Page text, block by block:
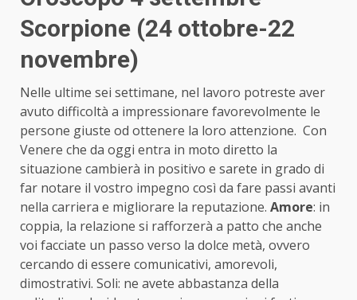
Scorpione (24 ottobre-22
novembre)
Nelle ultime sei settimane, nel lavoro potreste aver
avuto difficoltà a impressionare favorevolmente le
persone giuste od ottenere la loro attenzione. Con
Venere che da oggi entra in moto diretto la
situazione cambierà in positivo e sarete in grado di
far notare il vostro impegno così da fare passi avanti
nella carriera e migliorare la reputazione. Amore: in
coppia, la relazione si rafforzerà a patto che anche
voi facciate un passo verso la dolce metà, ovvero
cercando di essere comunicativi, amorevoli,
dimostrativi. Soli: ne avete abbastanza della